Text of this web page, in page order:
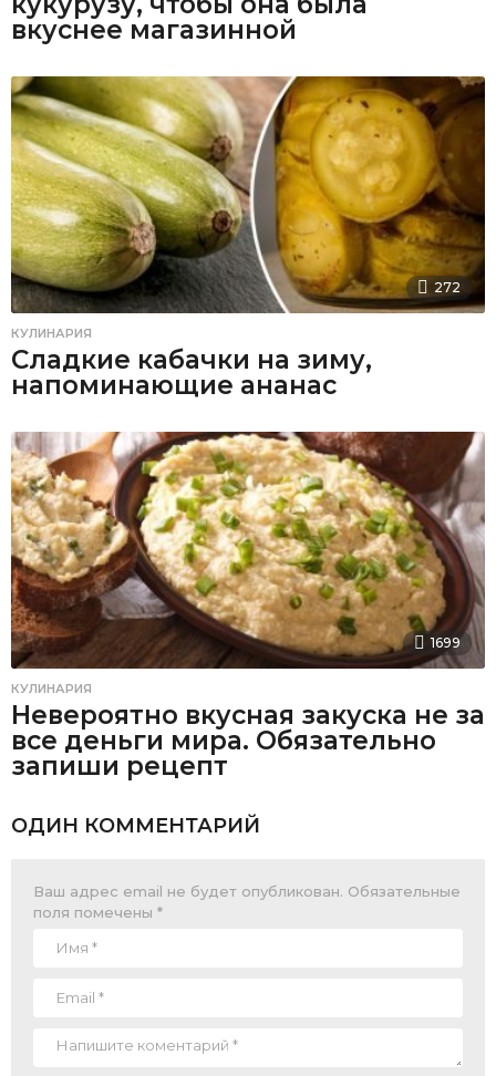
вкуснее магазинной
272
КУЛИНАРИЯ
Сладкие кабачки на зиму,
напоминающие ананас
1699
КУЛИНАРИЯ
Невероятно вкусная закуска не за
все деньги мира. Обязательно
запиши рецепт
ОДИН КОММЕНТАРИЙ
Ваш адрес email не будет опубликован. Обязательные
поля помечены *